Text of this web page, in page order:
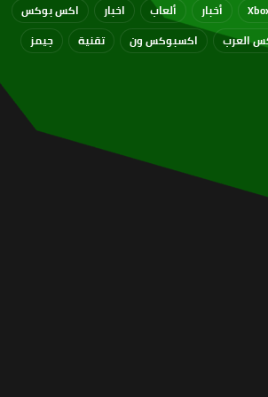
أخبار ألعاب اخبار
اكس بوكس
العرب
اكسبوكس ون تقنية جيمز